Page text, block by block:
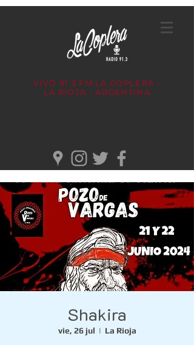
VIVO 91.3 FM LA COPLERA -
LA RIOJA - ARGENTINA
Shakira
vie, 26 jul
  |
La Rioja